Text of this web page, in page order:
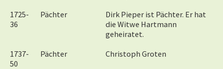
1725-
36
Pächter
Dirk Pieper ist Pächter. Er hat
die Witwe Hartmann
geheiratet.
1737-
50
Pächter Christoph Groten